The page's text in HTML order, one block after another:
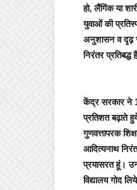
हो, लैंगिंक या
युवाओं की
अनुशासन व दृढ़
निरंतर प्रतिबद्ध
केंद्र सरकार ने
प्रतिशत बढ़ाते
गुणवत्तापरक
आदित्यनाथ
प्रयासरत हूं।
विद्यालय गोद